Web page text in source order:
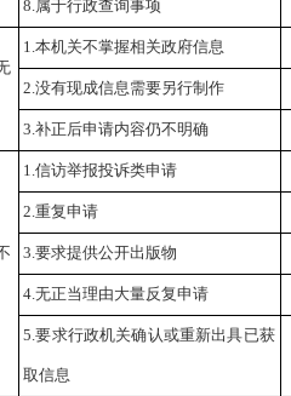
8.属于行政查询事项
1.本机关不掌握相关政府信息
2.没有现成信息需要另行制作
3.补正后申请内容仍不明确
1.信访举报投诉类申请
2.重复申请
3.要求提供公开出版物
4.无正当理由大量反复申请
5.要求行政机关确认或重新出具已获
取信息